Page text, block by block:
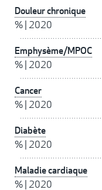
Douleur chronique
% 2020
Emphysème/MPOC
% 2020
Cancer
% 2020
Diabète
% 2020
Maladie cardiaque
% 2020